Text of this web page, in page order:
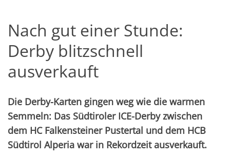
Nach gut einer Stunde:
Derby blitzschnell
ausverkauft
Die Derby-Karten gingen weg wie die warmen
Semmeln: Das Südtiroler ICE-Derby zwischen
dem HC Falkensteiner Pustertal und dem HCB
Südtirol Alperia war in Rekordzeit ausverkauft.